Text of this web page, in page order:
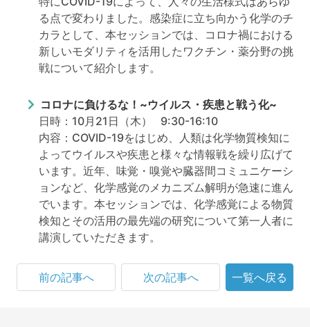
る点で変わりました。感染症に立ち向かう化学のチ
カラとして、本セッションでは、コロナ禍における
新しいモダリティを活用したワクチン・薬分野の挑
戦について紹介します。
コロナに負けるな！~ウイルス・疾患と戦う化~
日時：10月21日（木） 9:30-16:10
内容：COVID-19をはじめ、人類は化学物質検知に
よってウイルスや疾患と様々な情報戦を繰り広げて
います。近年、味覚・嗅覚や臓器間コミュニケーシ
ョンなど、化学感覚のメカニズム解明が急速に進ん
でいます。本セッションでは、化学感覚による物質
検知とその活用の最先端の研究について第一人者に
講演していただきます。
前の記事へ 次の記事へ 一覧へ戻る